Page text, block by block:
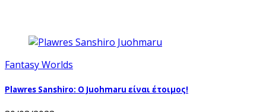
Fantasy Worlds
Plawres Sanshiro: Ο Juohmaru είναι έτοιμος!